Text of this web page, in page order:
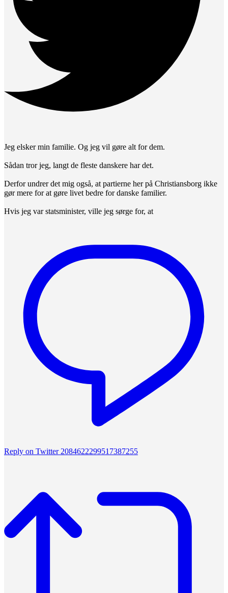
Jeg elsker min familie. Og jeg vil gøre alt for dem.
Sådan tror jeg, langt de fleste danskere har det.
Derfor undrer det mig også, at partierne her på Christiansborg ikke
gør mere for at gøre livet bedre for danske familier.
Hvis jeg var statsminister, ville jeg sørge for, at
Reply on Twitter 2084622299517387255